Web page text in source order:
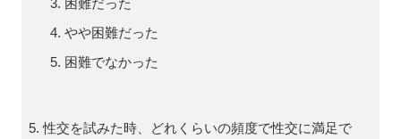
困難だった
やや困難だった
困難でなかった
性交を試みた時、どれくらいの頻度で性交に満足で